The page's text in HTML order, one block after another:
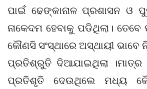
ପାଇଁ ଢେଙ୍କାନାଳ ପ୍ରଶାସନ ଓ
ନାକେଦମ ହେବାକୁ ପଡିଥିଲା।
କୌଣସି ସଂସ୍ଥାରେ ଅସ୍ଥାୟୀ ଭାବେ
ପ୍ରତିଶ୍ରୁତି ଦିଆଯାଇଥିଲା ।ମାତ୍ର
ପ୍ରତିଶୃତି ଦେଉଥିଲେ ମଧ୍ୟ